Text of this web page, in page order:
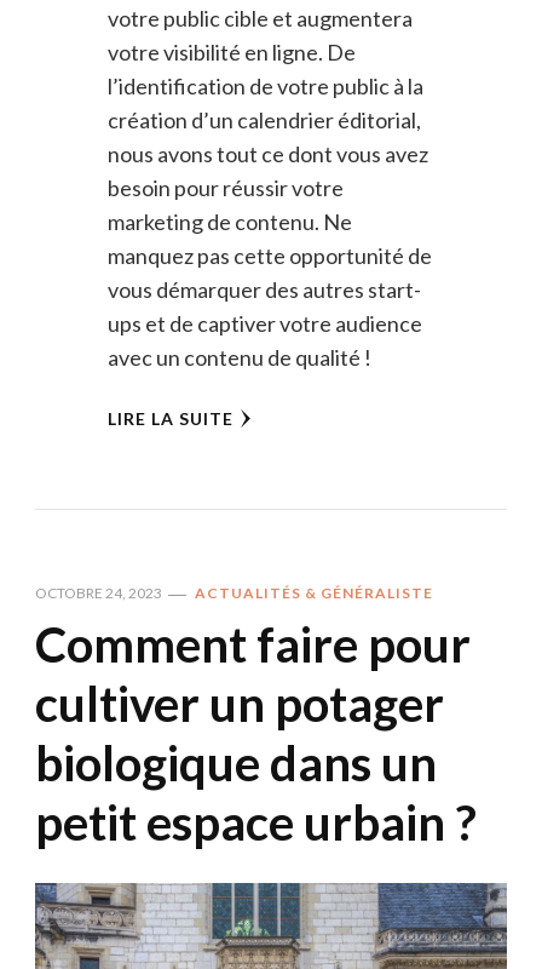
votre public cible et augmentera
votre visibilité en ligne. De
l’identification de votre public à la
création d’un calendrier éditorial,
nous avons tout ce dont vous avez
besoin pour réussir votre
marketing de contenu. Ne
manquez pas cette opportunité de
vous démarquer des autres start-
ups et de captiver votre audience
avec un contenu de qualité !
LIRE LA SUITE
OCTOBRE 24, 2023 ACTUALITÉS & GÉNÉRALISTE
Comment faire pour
cultiver un potager
biologique dans un
petit espace urbain ?